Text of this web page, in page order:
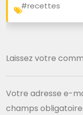
#recettes
Laissez votre
Votre adresse e-
champs